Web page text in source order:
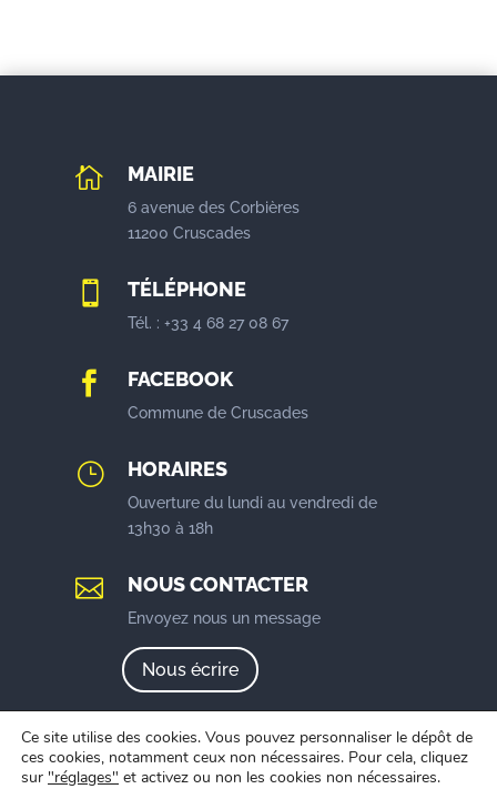
 MAIRIE
6 avenue des Corbières
11200 Cruscades
 TÉLÉPHONE
Tél. : +33 4 68 27 08 67
 FACEBOOK
Commune de Cruscades
} HORAIRES
Ouverture du lundi au vendredi de
13h30 à 18h
 NOUS CONTACTER
Envoyez nous un message
Nous écrire
Ce site utilise des cookies. Vous pouvez personnaliser le dépôt de
ces cookies, notamment ceux non nécessaires. Pour cela, cliquez
sur "réglages" et activez ou non les cookies non nécessaires.